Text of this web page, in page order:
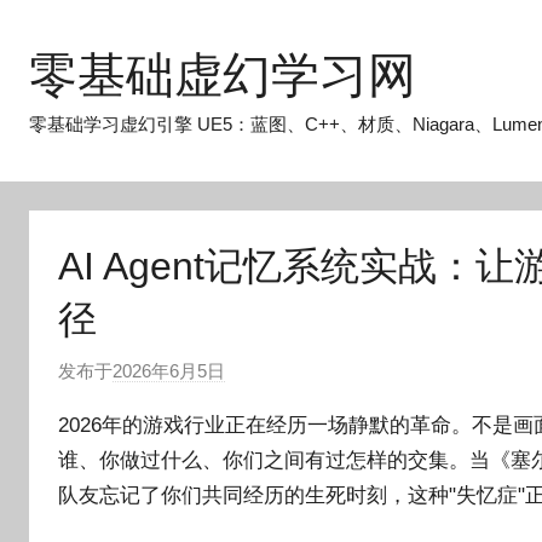
零基础虚幻学习网
零基础学习虚幻引擎 UE5：蓝图、C++、材质、Niagara、
AI Agent记忆系统实战：让
径
发布于2026年6月5日
:
O
k
2026年的游戏行业正在经历一场静默的革命。不是
谁、你做过什么、你们之间有过怎样的交集。当《
队友忘记了你们共同经历的生死时刻，这种"失忆症"